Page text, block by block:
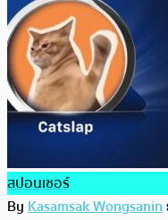
สปอนเซอร์
ByKasamsak Wongsanin